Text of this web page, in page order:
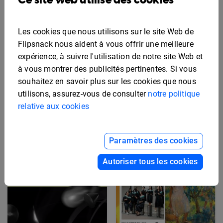
Exemple de prospectus
d'investissement
Les cookies que nous utilisons sur le site Web de
Flipsnack nous aident à vous offrir une meilleure
expérience, à suivre l'utilisation de notre site Web et
à vous montrer des publicités pertinentes. Si vous
souhaitez en savoir plus sur les cookies que nous
utilisons, assurez-vous de consulter notre politique
relative aux cookies
Paramètres des cookies
Autoriser tous les cookies